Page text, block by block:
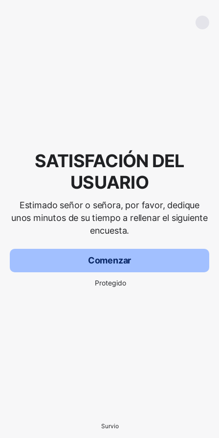
SATISFACIÓN DEL
USUARIO
Estimado señor o señora, por favor, dedique
unos minutos de su tiempo a rellenar el siguiente
encuesta.
Comenzar
Protegido
Survio